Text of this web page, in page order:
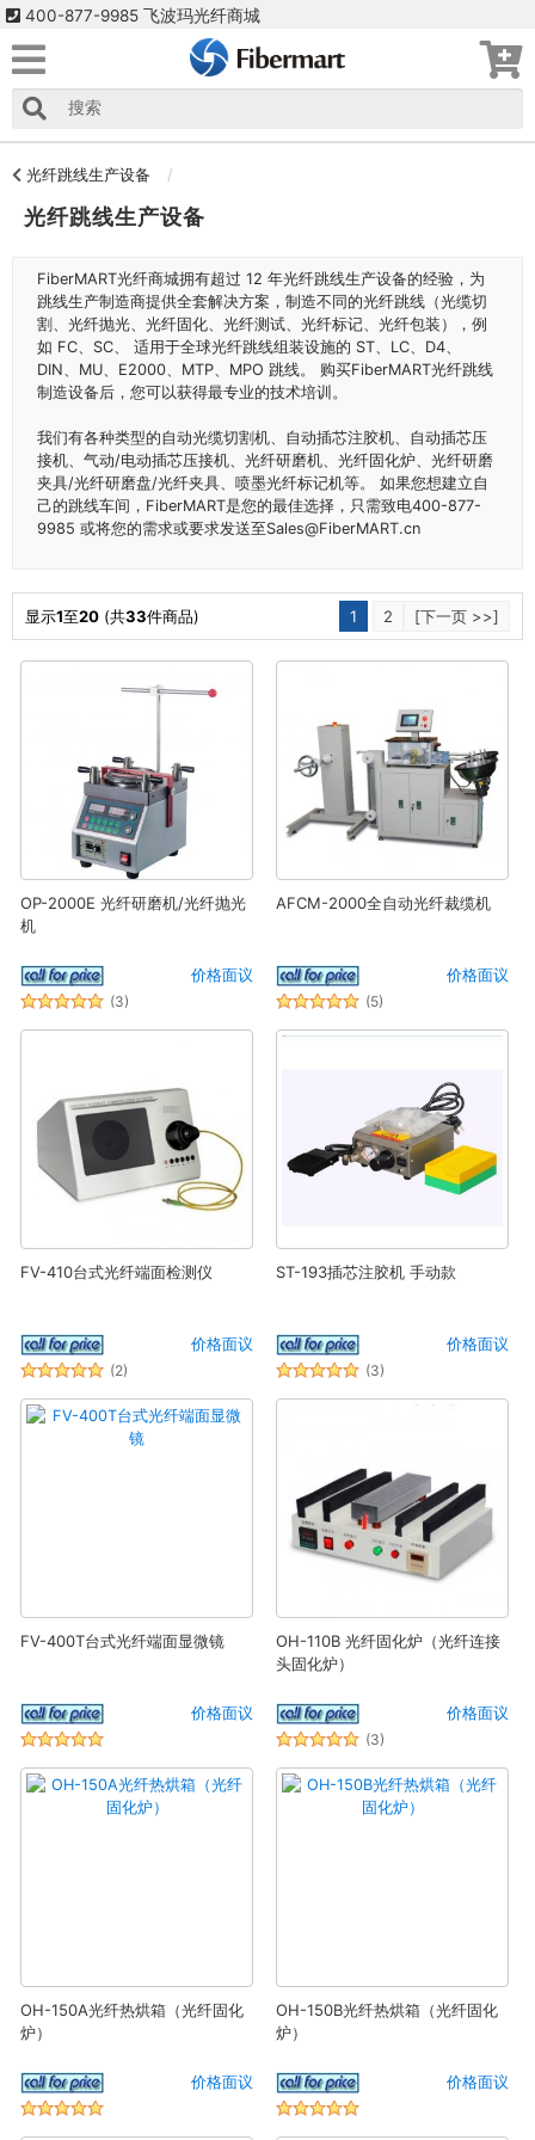
400-877-9985 飞波玛光纤商城
光纤跳线生产设备
光纤跳线生产设备
FiberMART光纤商城拥有超过 12 年光纤跳线生产设备的经验，为
跳线生产制造商提供全套解决方案，制造不同的光纤跳线（光缆切
割、光纤抛光、光纤固化、光纤测试、光纤标记、光纤包装），例
如 FC、SC、 适用于全球光纤跳线组装设施的 ST、LC、D4、
DIN、MU、E2000、MTP、MPO 跳线。 购买FiberMART光纤跳线
制造设备后，您可以获得最专业的技术培训。
我们有各种类型的自动光缆切割机、自动插芯注胶机、自动插芯压
接机、气动/电动插芯压接机、光纤研磨机、光纤固化炉、光纤研磨
夹具/光纤研磨盘/光纤夹具、喷墨光纤标记机等。 如果您想建立自
己的跳线车间，FiberMART是您的最佳选择，只需致电400-877-
9985 或将您的需求或要求发送至Sales@FiberMART.cn
1 2 [下一页 >>]
显示1至20 (共33件商品)
OP-2000E 光纤研磨机/光纤抛光
机
价格面议
(3)
AFCM-2000全自动光纤裁缆机
价格面议
(5)
FV-410台式光纤端面检测仪
价格面议
(2)
ST-193插芯注胶机 手动款
价格面议
(3)
FV-400T台式光纤端面显微镜
价格面议
OH-110B 光纤固化炉（光纤连接
头固化炉）
价格面议
(3)
OH-150A光纤热烘箱（光纤固化
炉）
价格面议
OH-150B光纤热烘箱（光纤固化
炉）
价格面议